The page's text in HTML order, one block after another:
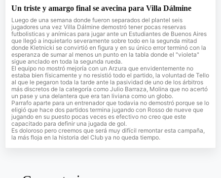
Un triste y amargo final se avecina para Villa Dálmine
Luego de una semana donde fueron separados del plantel seis
jugadores una vez Villa Dálmine demostró tener pocas reservas
futbolisticas y anímicas para jugar ante un Estudiantes de Buenos Aires
que llegó a inquietarlo severamente sobre todo en la segunda mitad
donde Kletnicki se convirtió en figura y en su único error terminó con la
esperanza de sumar al menos un punto en la tabla donde el "violeta"
sigue anclado en toda la segunda rueda.
El equipo no mostró mejoría con un Arzura que envidentemente no
estaba bien físicamente y no resistió todo el partido, la voluntad de Tello
al que le pegaron toda la tarde ante la pasividad de uno de los árbitros
más discretos de la categoría como Julio Barraza, Molina que no acertó
un pase y una delantera que era tan liviana como un globo.
Parrafo aparte para un entrenador que todavia no demostró porque se lo
eligió que hace dos partidos termina jugando con Rosso de nueve que
jugando en su puesto pocas veces es efectivo no creo que este
capacitado para definir una jugada de gol.
Es doloroso pero creemos que será muy difícil remontar esta campaña,
la más floja en la historia del Club ya no queda tiempo.